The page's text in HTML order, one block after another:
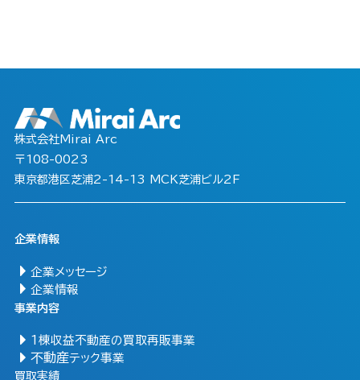
株式会社Mirai Arc
〒108-0023
東京都港区芝浦2-14-13 MCK芝浦ビル2F
企業情報
企業メッセージ
企業情報
事業内容
1棟収益不動産の買取再販事業
不動産テック事業
買取実績